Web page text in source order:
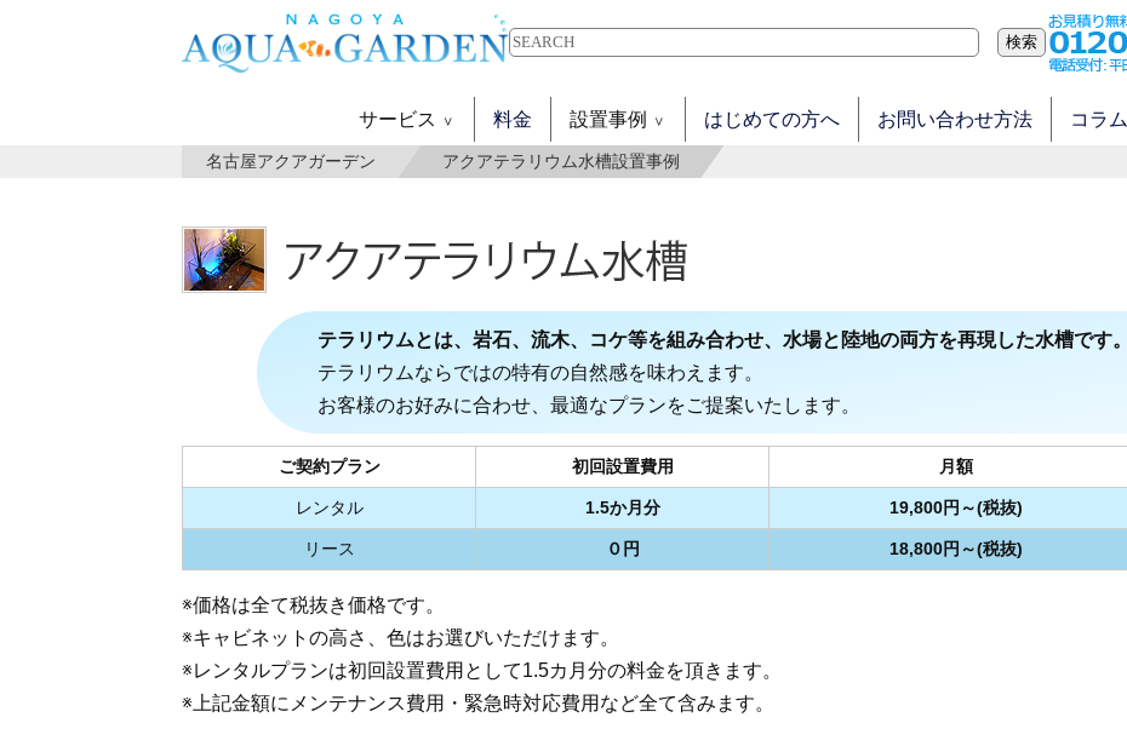
検索
サービス 料金 設置事例 はじめての方へ お問い合わせ方法 コラム
名古屋アクアガーデン アクアテラリウム水槽設置事例
テラリウムとは、岩石、流木、コケ等を組み合わせ、水場と陸地の両方を再現した水槽です。
テラリウムならではの特有の自然感を味わえます。
お客様のお好みに合わせ、最適なプランをご提案いたします。
ご契約プラン 初回設置費用 月額
レンタル 1.5か月分 19,800円～(税抜)
リース ０円 18,800円～(税抜)
※価格は全て税抜き価格です。
※キャビネットの高さ、色はお選びいただけます。
※レンタルプランは初回設置費用として1.5カ月分の料金を頂きます。
※上記金額にメンテナンス費用・緊急時対応費用など全て含みます。